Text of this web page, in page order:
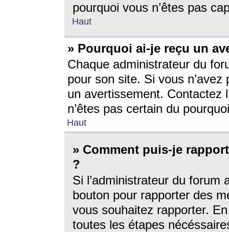
pourquoi vous n’êtes pas
Haut
» Pourquoi ai-je reçu un
Chaque administrateur du
pour son site. Si vous
un avertissement. Contactez
n’êtes pas certain du
Haut
» Comment puis-je
?
Si l’administrateur du forum
bouton pour rapporter des
vous souhaitez rapporter.
toutes les étapes